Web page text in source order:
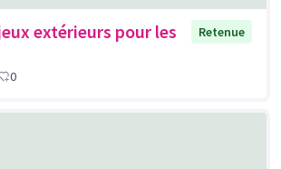
extérieurs pour les
Retenue
0